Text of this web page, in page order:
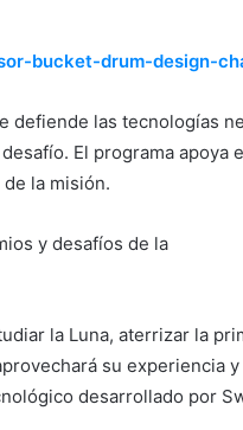
bucket-drum-design-
defiende las tecnologías
El programa apoya
la misión.
y desafíos de la
la Luna, aterrizar la
su experiencia
desarrollado por